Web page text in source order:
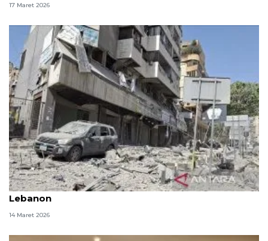
17 Maret 2026
Indonesia kutuk eskalasi serangan Zionis Israel ke
Lebanon
14 Maret 2026